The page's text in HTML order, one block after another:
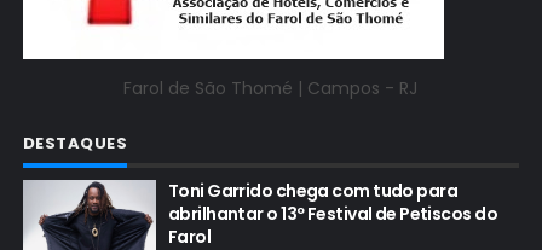
Farol de São Thomé | Campos - RJ
DESTAQUES
Toni Garrido chega com tudo para
abrilhantar o 13º Festival de Petiscos do
Farol